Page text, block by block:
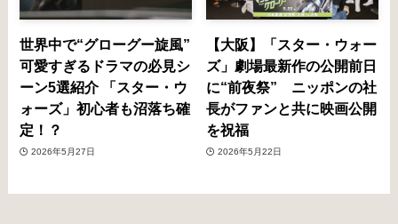
世界中で“グローグー旋風”
可愛すぎるドラマの必見シ
ーン5選紹介 「スター・ウ
ォーズ」初心者も沼落ち確
定！？
2026年5月27日
【大阪】「スター・ウォー
ズ」劇場最新作の公開前日
に“前夜祭” ニッポンの社
長がファンと共に映画公開
を祝福
2026年5月22日